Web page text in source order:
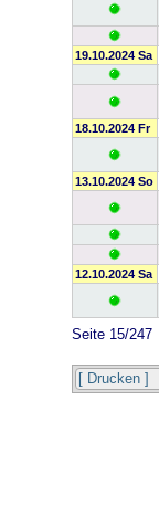
19.10.2024 Sa
18.10.2024 Fr
13.10.2024 So
12.10.2024 Sa
Seite 15/247
[ Drucken ]